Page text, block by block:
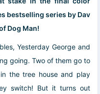
bestselling series by Dav
Dog Man!
Yesterday George and
going. Two of them go to
the tree house and play
switch! But it turns out